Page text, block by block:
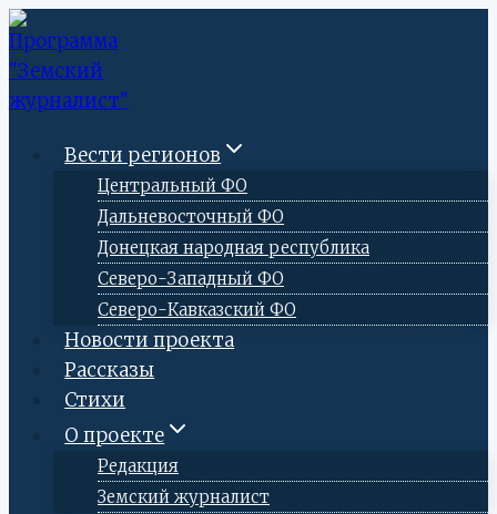
Перейти
к
содержимому
Вести регионов
Центральный ФО
Дальневосточный ФО
Донецкая народная республика
Северо-Западный ФО
Северо-Кавказский ФО
Новости проекта
Рассказы
Стихи
О проекте
Редакция
Земский журналист